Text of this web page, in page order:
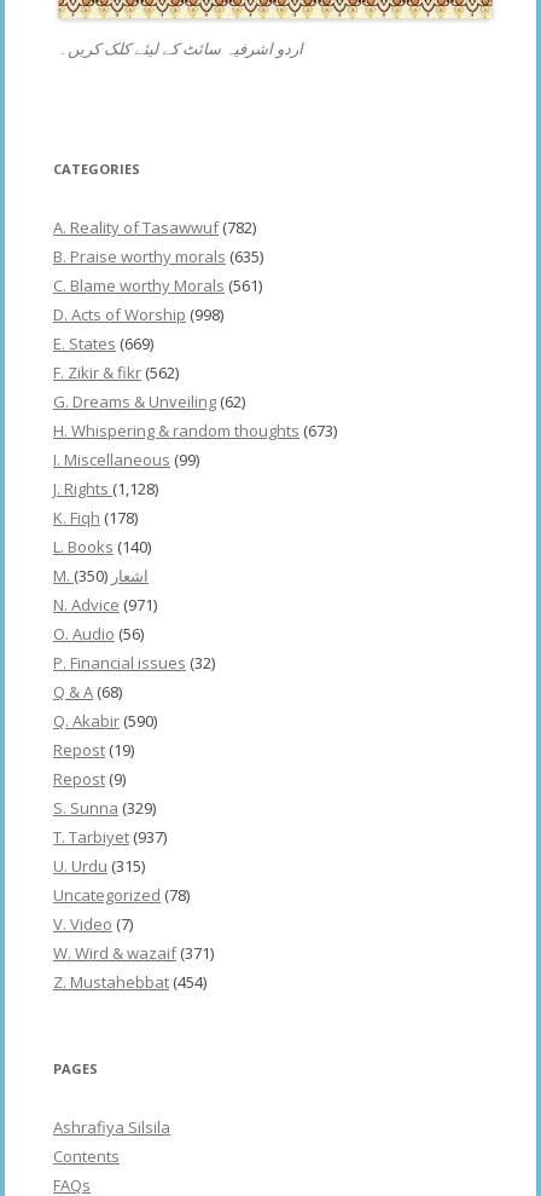
اردو اشرفیہ سائٹ کے لیئے کلک کریں۔
CATEGORIES
A. Reality of Tasawwuf(782)
B. Praise worthy morals (635)
C. Blame worthy Morals (561)
D. Acts of Worship (998)
E. States (669)
F. Zikir & fikr (562)
G. Dreams & Unveiling (62)
H. Whispering & random thoughts (673)
I. Miscellaneous (99)
J. Rights (1,128)
K. Fiqh (178)
L. Books (140)
M. اشعار (350)
N. Advice (971)
O. Audio (56)
P. Financial issues (32)
Q & A (68)
Q. Akabir (590)
Repost (19)
Repost (9)
S. Sunna (329)
T. Tarbiyet (937)
U. Urdu (315)
Uncategorized (78)
V. Video (7)
W. Wird & wazaif(371)
Z. Mustahebbat (454)
PAGES
Ashrafiya Silsila
Contents
FAQs